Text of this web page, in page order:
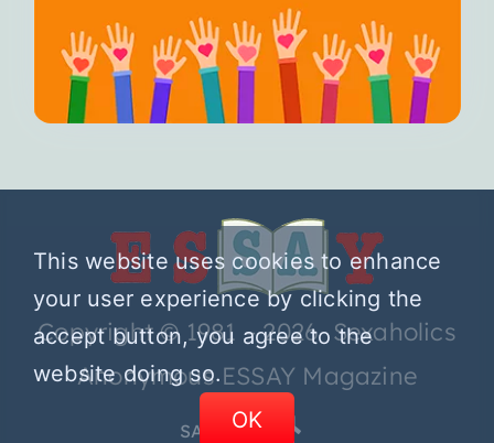
Copyright © 1981 – 2026 Sexaholics
Anonymous ESSAY Magazine
SA.ORG
This website uses cookies to enhance
your user experience by clicking the
accept button, you agree to the
website doing so.
OK